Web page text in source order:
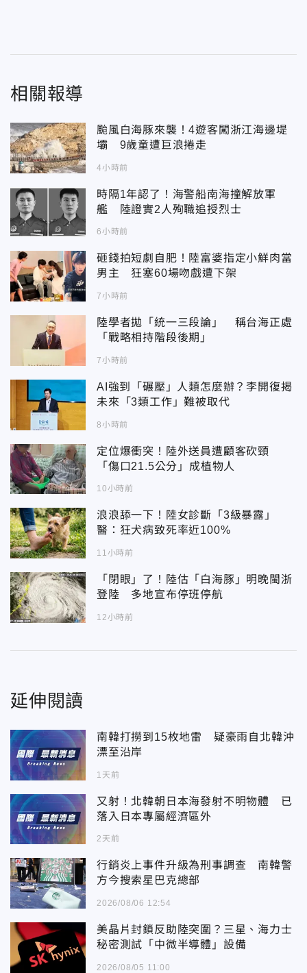
相關報導
颱風白海豚來襲！4遊客闖浙江海邊堤
壩 9歲童遭巨浪捲走
4小時前
時隔1年認了！海警船南海撞解放軍
艦 陸證實2人殉職追授烈士
6小時前
砸錢拍短劇自肥！陸富婆指定小鮮肉當
男主 狂塞60場吻戲遭下架
7小時前
陸學者拋「統一三段論」 稱台海正處
「戰略相持階段後期」
7小時前
AI強到「碾壓」人類怎麼辦？李開復揭
未來「3類工作」難被取代
8小時前
定位爆衝突！陸外送員遭顧客砍頸
「傷口21.5公分」成植物人
10小時前
浪浪舔一下！陸女診斷「3級暴露」
醫：狂犬病致死率近100%
11小時前
「閉眼」了！陸估「白海豚」明晚閩浙
登陸 多地宣布停班停航
12小時前
延伸閱讀
南韓打撈到15枚地雷 疑豪雨自北韓沖
漂至沿岸
1天前
又射！北韓朝日本海發射不明物體 已
落入日本專屬經濟區外
2天前
行銷炎上事件升級為刑事調查 南韓警
方今搜索星巴克總部
2026/08/06 12:54
美晶片封鎖反助陸突圍？三星、海力士
秘密測試「中微半導體」設備
2026/08/05 11:00